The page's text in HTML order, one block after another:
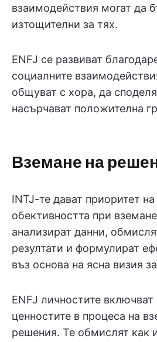
взаимодействия могат да
изтощителни за тях.
ENFJ се развиват
социалните
общуват с хора, да
насърчават положителна
Вземане на
INTJ-те дават приоритет на
обективността при
анализират данни,
резултати и формулират
въз основа на ясна визия
ENFJ личностите
ценностите в процеса на
решения. Те обмислят как